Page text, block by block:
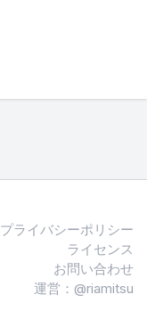
プライバシーポリシー
ライセンス
お問い合わせ
運営：@riamitsu